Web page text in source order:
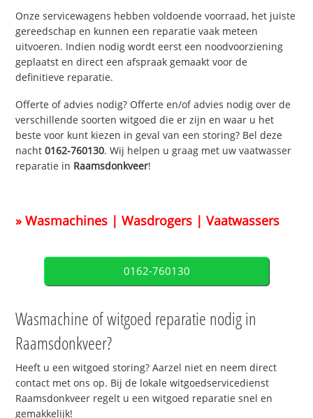
Onze servicewagens hebben voldoende voorraad, het juiste
gereedschap en kunnen een reparatie vaak meteen
uitvoeren. Indien nodig wordt eerst een noodvoorziening
geplaatst en direct een afspraak gemaakt voor de
definitieve reparatie.
Offerte of advies nodig? Offerte en/of advies nodig over de
verschillende soorten witgoed die er zijn en waar u het
beste voor kunt kiezen in geval van een storing? Bel deze
nacht0162-760130. Wij helpen u graag met uw vaatwasser
reparatie in Raamsdonkveer!
» Wasmachines | Wasdrogers | Vaatwassers
0162-760130
Wasmachine of witgoed reparatie nodig in
Raamsdonkveer?
Heeft u een witgoed storing? Aarzel niet en neem direct
contact met ons op. Bij de lokale witgoedservicedienst
Raamsdonkveer regelt u een witgoed reparatie snel en
gemakkelijk!